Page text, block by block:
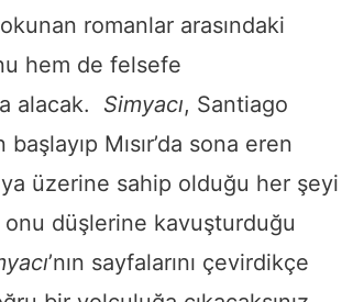
romanlar arasındaki
hem de felsefe
alacak. Simyacı, Santiago
Mısır’da sona eren
üzerine sahip olduğu her şeyi
onu düşlerine kavuşturduğu
’nın sayfalarını çevirdikçe